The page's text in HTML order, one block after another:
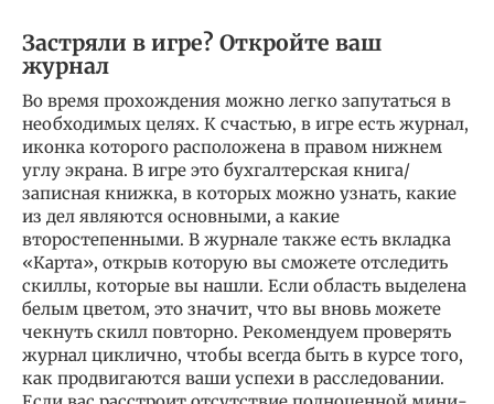
Застряли в игре? Откройте ваш
журнал
Во время прохождения можно легко запутаться в
необходимых целях. К счастью, в игре есть журнал,
иконка которого расположена в правом нижнем
углу экрана. В игре это бухгалтерская книга/
записная книжка, в которых можно узнать, какие
из дел являются основными, а какие
второстепенными. В журнале также есть вкладка
«Карта», открыв которую вы сможете отследить
скиллы, которые вы нашли. Если область выделена
белым цветом, это значит, что вы вновь можете
чекнуть скилл повторно. Рекомендуем проверять
журнал циклично, чтобы всегда быть в курсе того,
как продвигаются ваши успехи в расследовании.